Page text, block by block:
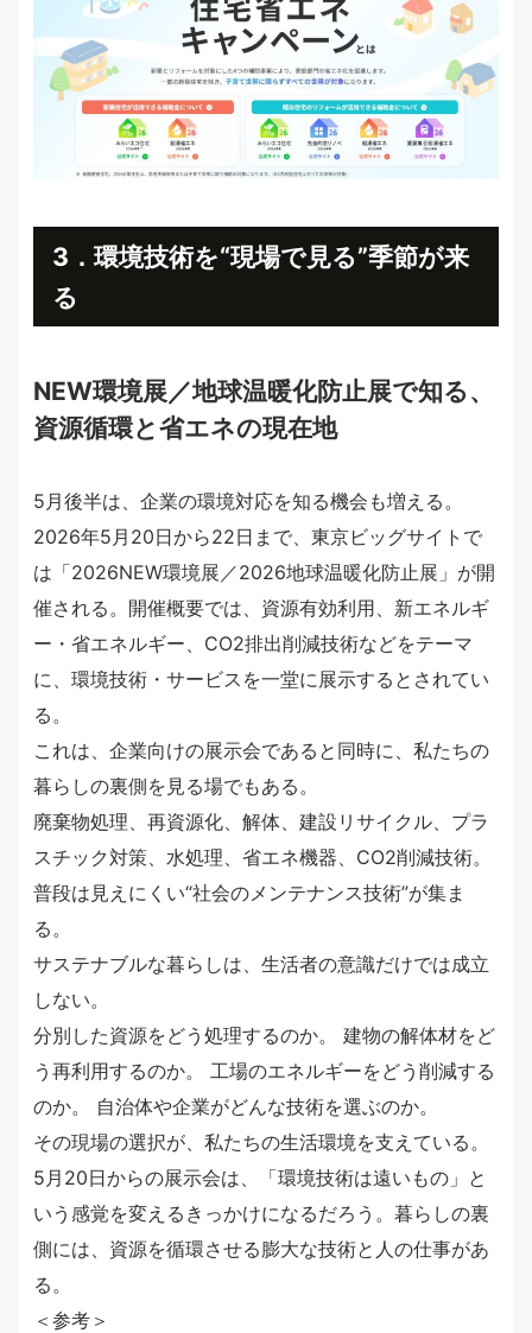
3．環境技術を“現場で見る”季節が来
る
NEW環境展／地球温暖化防止展で知る、
資源循環と省エネの現在地
5月後半は、企業の環境対応を知る機会も増える。
2026年5月20日から22日まで、東京ビッグサイトで
は「2026NEW環境展／2026地球温暖化防止展」が開
催される。開催概要では、資源有効利用、新エネルギ
ー・省エネルギー、CO2排出削減技術などをテーマ
に、環境技術・サービスを一堂に展示するとされてい
る。
これは、企業向けの展示会であると同時に、私たちの
暮らしの裏側を見る場でもある。
廃棄物処理、再資源化、解体、建設リサイクル、プラ
スチック対策、水処理、省エネ機器、CO2削減技術。
普段は見えにくい“社会のメンテナンス技術”が集ま
る。
サステナブルな暮らしは、生活者の意識だけでは成立
しない。
分別した資源をどう処理するのか。 建物の解体材をど
う再利用するのか。 工場のエネルギーをどう削減する
のか。 自治体や企業がどんな技術を選ぶのか。
その現場の選択が、私たちの生活環境を支えている。
5月20日からの展示会は、「環境技術は遠いもの」と
いう感覚を変えるきっかけになるだろう。暮らしの裏
側には、資源を循環させる膨大な技術と人の仕事があ
る。
＜参考＞